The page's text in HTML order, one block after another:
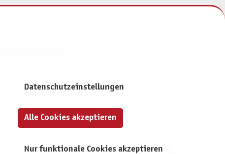
Kontakt
Privatsphäre-Einstellungen
Datenschutzeinstellungen
Nur funktionale Cookies akzeptieren
Alle Cookies akzeptieren